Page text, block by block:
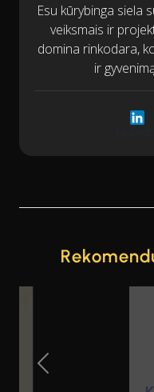
Esu kūrybinga siela
veiksmais ir
domina rinkodara,
ir
Previous Slide